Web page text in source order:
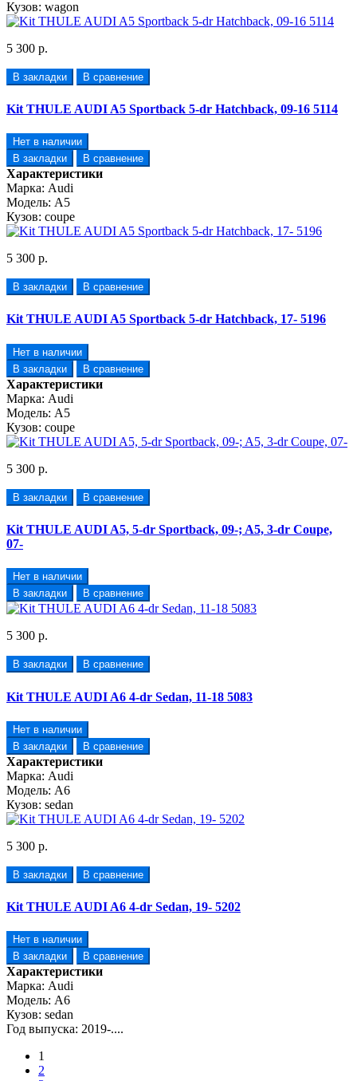
Кузов: wagon
5 300 р.
В закладки В сравнение
Kit THULE AUDI A5 Sportback 5-dr Hatchback, 09-16 5114
Нет в наличии
В закладки
В сравнение
Характеристики
Марка: Audi
Модель: A5
Кузов: coupe
5 300 р.
В закладки В сравнение
Kit THULE AUDI A5 Sportback 5-dr Hatchback, 17- 5196
Нет в наличии
В закладки
В сравнение
Характеристики
Марка: Audi
Модель: A5
Кузов: coupe
5 300 р.
В закладки В сравнение
Kit THULE AUDI A5, 5-dr Sportback, 09-; A5, 3-dr Coupe,
07-
Нет в наличии
В закладки
В сравнение
5 300 р.
В закладки В сравнение
Kit THULE AUDI A6 4-dr Sedan, 11-18 5083
Нет в наличии
В закладки
В сравнение
Характеристики
Марка: Audi
Модель: A6
Кузов: sedan
5 300 р.
В закладки В сравнение
Kit THULE AUDI A6 4-dr Sedan, 19- 5202
Нет в наличии
В закладки
В сравнение
Характеристики
Марка: Audi
Модель: A6
Кузов: sedan
Год выпуска: 2019-....
1
2